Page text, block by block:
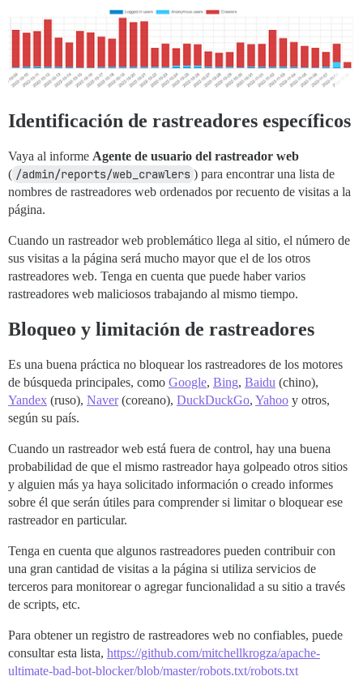
Identificación de rastreadores específicos
Vaya al informe Agente de usuario del rastreador web
( /admin/reports/web_crawlers ) para encontrar una lista de
nombres de rastreadores web ordenados por recuento de visitas a la
página.
Cuando un rastreador web problemático llega al sitio, el número de
sus visitas a la página será mucho mayor que el de los otros
rastreadores web. Tenga en cuenta que puede haber varios
rastreadores web maliciosos trabajando al mismo tiempo.
Bloqueo y limitación de rastreadores
Es una buena práctica no bloquear los rastreadores de los motores
de búsqueda principales, como Google, Bing, Baidu (chino),
Yandex (ruso), Naver(coreano), DuckDuckGo, Yahoo y otros,
según su país.
Cuando un rastreador web está fuera de control, hay una buena
probabilidad de que el mismo rastreador haya golpeado otros sitios
y alguien más ya haya solicitado información o creado informes
sobre él que serán útiles para comprender si limitar o bloquear ese
rastreador en particular.
Tenga en cuenta que algunos rastreadores pueden contribuir con
una gran cantidad de visitas a la página si utiliza servicios de
terceros para monitorear o agregar funcionalidad a su sitio a través
de scripts, etc.
Para obtener un registro de rastreadores web no confiables, puede
consultar esta lista, https://github.com/mitchellkrogza/apache-
ultimate-bad-bot-blocker/blob/master/robots.txt/robots.txt